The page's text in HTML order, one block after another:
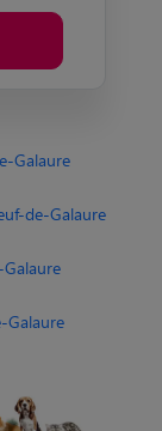
Galaure
de-Galaure
Galaure